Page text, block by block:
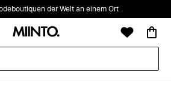
der Welt an einem Ort